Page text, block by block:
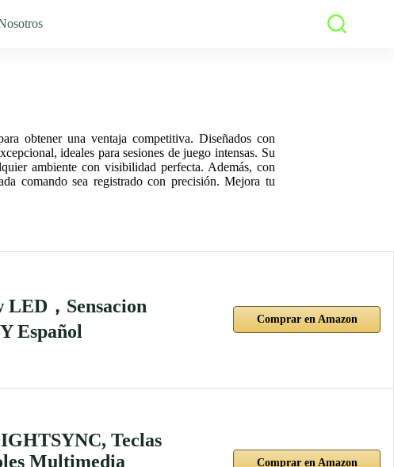
obtener una ventaja competitiva. Diseñados con
ideales para sesiones de juego intensas. Su
ambiente con visibilidad perfecta. Además, con
comando sea registrado con precisión. Mejora tu
，Sensacion
Español
Comprar en Amazon
Teclas
Multimedia
Comprar en Amazon